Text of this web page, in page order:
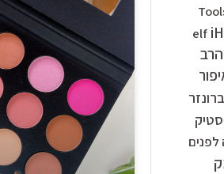
elf
ברונזר
לפנים